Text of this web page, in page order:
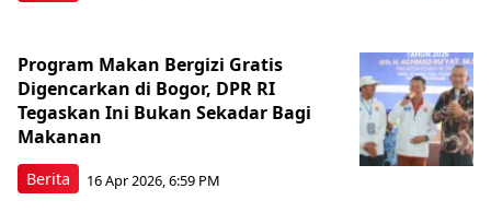
Berita
Program Makan Bergizi Gratis
Digencarkan di Bogor, DPR RI
Tegaskan Ini Bukan Sekadar Bagi
Makanan
16 Apr 2026, 6:59 PM